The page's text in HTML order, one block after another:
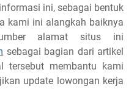
ini, sebagai bentuk
kami ini alangkah baiknya
alamat situs ini
sebagai bagian dari artikel
tersebut membantu kami
update lowongan kerja